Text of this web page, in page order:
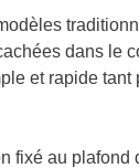
dans le
et rapide
fixé au plafond